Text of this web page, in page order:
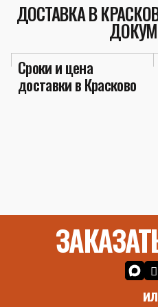
ДОСТАВКА В
Сроки и цена
доставки в Красково